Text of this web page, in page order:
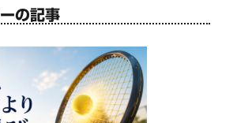
の記事